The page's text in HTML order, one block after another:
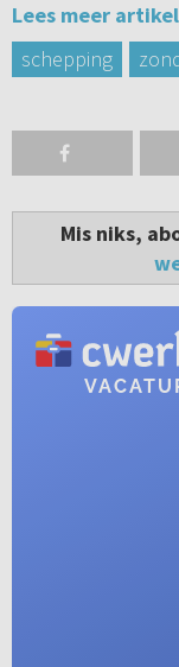
Lees meer
schepping
Mis niks,